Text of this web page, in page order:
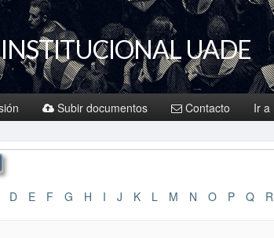
UADE
Subir documentos Contacto Ir a
D E F G H I J K L M N O P Q R